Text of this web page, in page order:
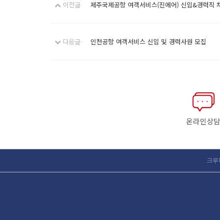
이전글 제주국제공항 여객서비스(진에어) 신입&경력직
다음글 인천공항 여객서비스 신입 및 경력사원 모집
온라인상담
크